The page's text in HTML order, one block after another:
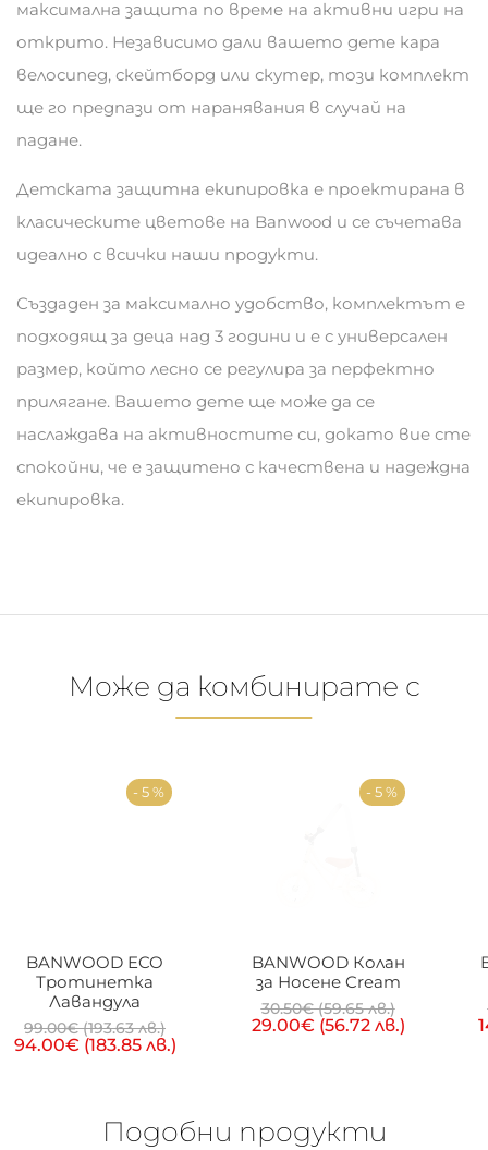
максимална защита по време на активни игри на
открито. Независимо дали вашето дете кара
велосипед, скейтборд или скутер, този комплект
ще го предпази от наранявания в случай на
падане.
Детската защитна екипировка е проектирана в
класическите цветове на Banwood и се съчетава
идеално с всички наши продукти.
Създаден за максимално удобство, комплектът е
подходящ за деца над 3 години и е с универсален
размер, който лесно се регулира за перфектно
прилягане. Вашето дете ще може да се
наслаждава на активностите си, докато вие сте
спокойни, че е защитено с качествена и надеждна
екипировка.
Може да комбинирате с
- 5 %
BANWOOD ECO
Тротинетка
Лавандула
99.00€(193.63 лв.)
94.00€ (183.85 лв.)
- 5 %
BANWOOD Колан
за Носене Cream
30.50€(59.65 лв.)
29.00€ (56.72 лв.)
Подобни продукти